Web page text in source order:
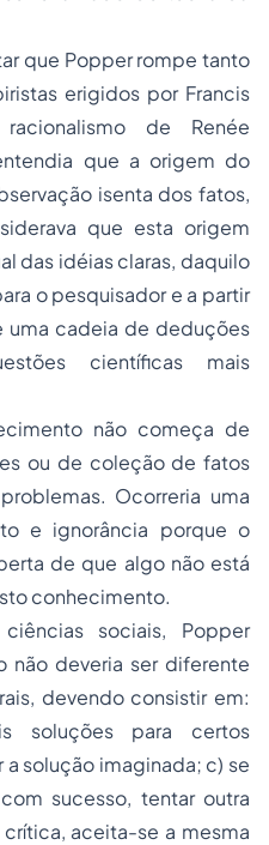
que Popper rompe tanto
erigidos por Francis
de Renée
que a origem do
isenta dos fatos,
que esta origem
das idéias claras, daquilo
o pesquisador e a partir
uma cadeia de deduções
científicas mais
não começa de
ou de coleção de fatos
Ocorreria uma
e ignorância porque o
de que algo não está
conhecimento.
ciências sociais, Popper
não deveria ser diferente
devendo consistir em:
soluções para certos
solução imaginada; c) se
sucesso, tentar outra
aceita-se a mesma